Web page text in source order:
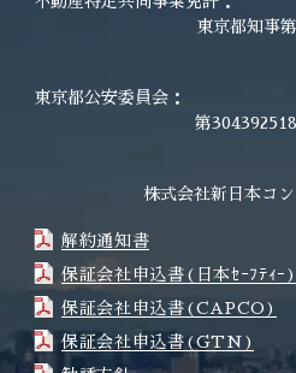
東京都知事
東京都公安委員会：
第
株式会社新日本コ
解約通知書
保証会社申込書(日本ｾｰﾌﾃｨｰ)
保証会社申込書(CAPCO)
保証会社申込書(GTN)